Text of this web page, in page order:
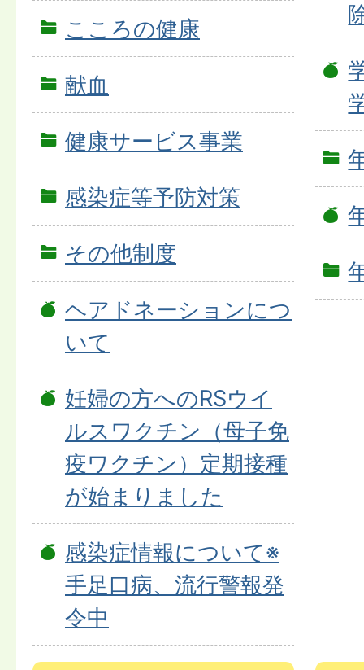
こころの健康
献血
健康サービス事業
感染症等予防対策
その他制度
ヘアドネーションにつ
いて
妊婦の方へのRSウイ
ルスワクチン（母子免
疫ワクチン）定期接種
が始まりました
感染症情報について※
手足口病、流行警報発
令中